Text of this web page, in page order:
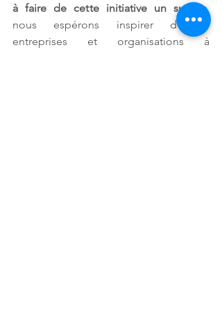
à faire de cette initiative un succès,
nous espérons inspirer d’autres
entreprises et organisations à